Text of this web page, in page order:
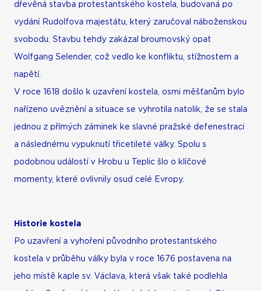
dřevěná stavba protestantského kostela, budovaná po
vydání Rudolfova majestátu, který zaručoval náboženskou
svobodu. Stavbu tehdy zakázal broumovský opat
Wolfgang Selender, což vedlo ke konfliktu, stížnostem a
napětí.
V roce 1618 došlo k uzavření kostela, osmi měšťanům bylo
nařízeno uvěznění a situace se vyhrotila natolik, že se stala
jednou z přímých záminek ke slavné pražské defenestraci
a následnému vypuknutí třicetileté války. Spolu s
podobnou událostí v Hrobu u Teplic šlo o klíčové
momenty, které ovlivnily osud celé Evropy.
Historie kostela
Po uzavření a vyhoření původního protestantského
kostela v průběhu války byla v roce 1676 postavena na
jeho místě kaple sv. Václava, která však také podlehla